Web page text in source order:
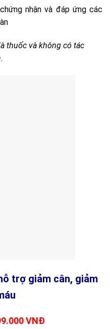
nhận và đáp ứng các
thuốc và không có tác
trợ giảm cân, giảm
VNĐ